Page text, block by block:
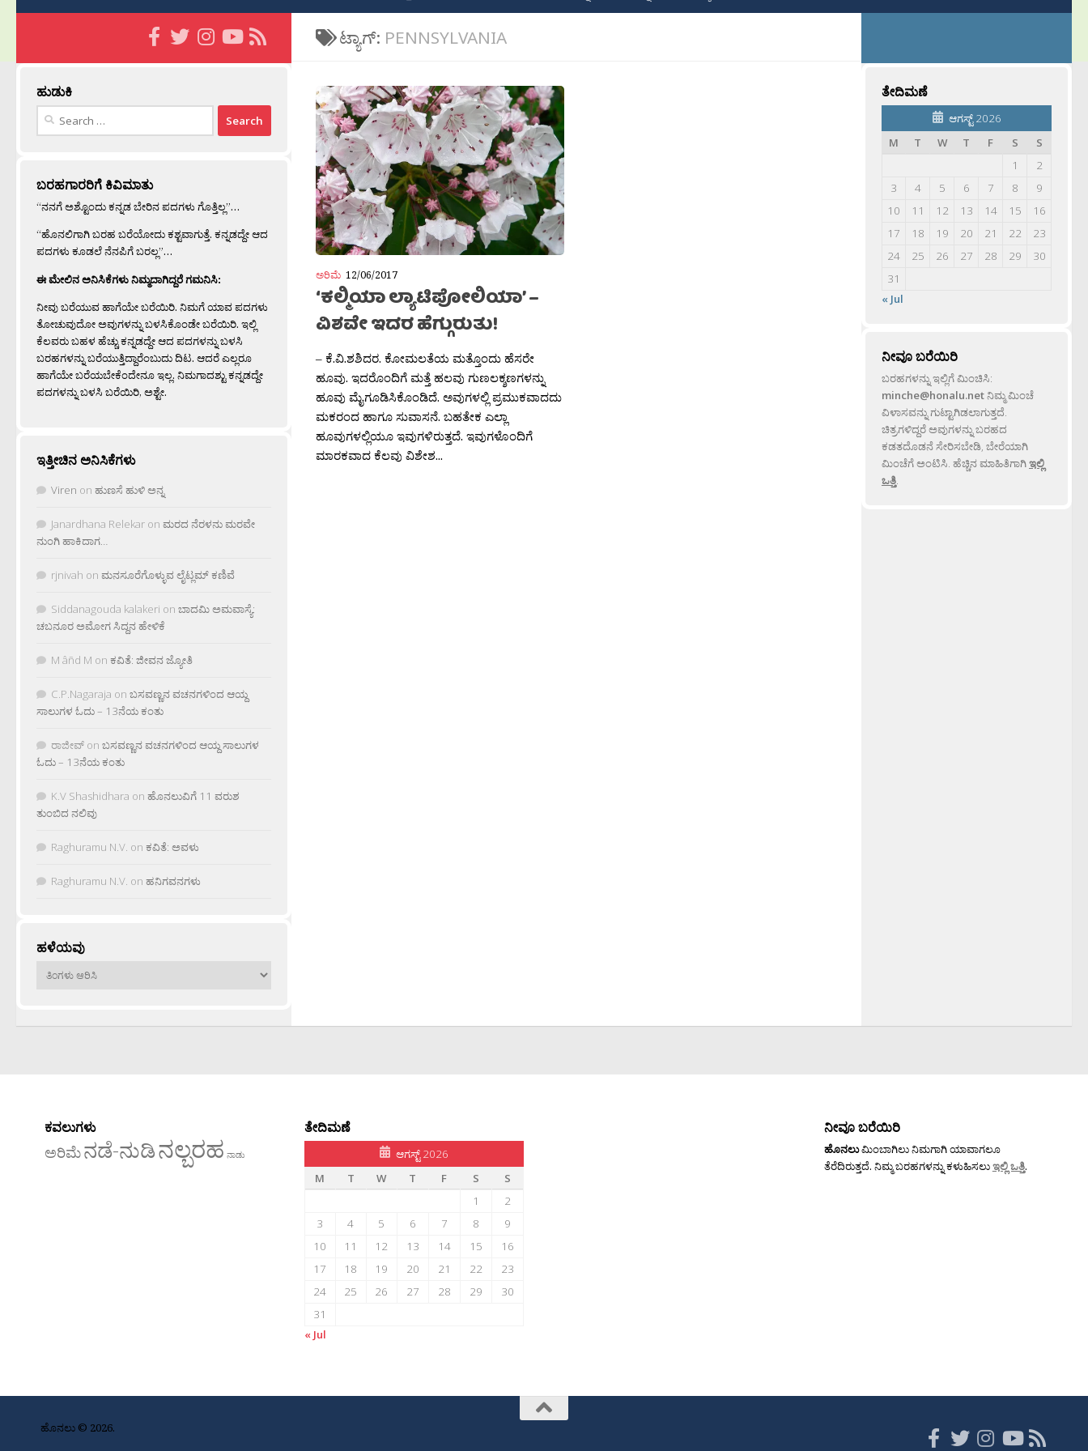
ಟ್ಯಾಗ್: PENNSYLVANIA
ಅರಿಮೆ 12/06/2017
‘ಕಲ್ಮಿಯಾ ಲ್ಯಾಟಿಪೋಲಿಯಾ’ –
ವಿಶವೇ ಇದರ ಹೆಗ್ಗುರುತು!
– ಕೆ.ವಿ.ಶಶಿದರ. ಕೋಮಲತೆಯ ಮತ್ತೊಂದು ಹೆಸರೇ
ಹೂವು. ಇದರೊಂದಿಗೆ ಮತ್ತೆ ಹಲವು ಗುಣಲಕ್ಶಣಗಳನ್ನು
ಹೂವು ಮೈಗೂಡಿಸಿಕೊಂಡಿದೆ. ಅವುಗಳಲ್ಲಿ ಪ್ರಮುಕವಾದದು
ಮಕರಂದ ಹಾಗೂ ಸುವಾಸನೆ. ಬಹತೇಕ ಎಲ್ಲಾ
ಹೂವುಗಳಲ್ಲಿಯೂ ಇವುಗಳಿರುತ್ತದೆ. ಇವುಗಳೊಂದಿಗೆ
ಮಾರಕವಾದ ಕೆಲವು ವಿಶೇಶ...
ಹುಡುಕಿ
Search
ಬರಹಗಾರರಿಗೆ ಕಿವಿಮಾತು
“ನನಗೆ ಅಶ್ಟೊಂದು ಕನ್ನಡ ಬೇರಿನ ಪದಗಳು ಗೊತ್ತಿಲ್ಲ”…
“ಹೊನಲಿಗಾಗಿ ಬರಹ ಬರೆಯೋದು ಕಶ್ಟವಾಗುತ್ತೆ. ಕನ್ನಡದ್ದೇ ಆದ
ಪದಗಳು ಕೂಡಲೆ ನೆನಪಿಗೆ ಬರಲ್ಲ”…
ಈ ಮೇಲಿನ ಅನಿಸಿಕೆಗಳು ನಿಮ್ಮದಾಗಿದ್ದರೆ ಗಮನಿಸಿ:
ನೀವು ಬರೆಯುವ ಹಾಗೆಯೇ ಬರೆಯಿರಿ. ನಿಮಗೆ ಯಾವ ಪದಗಳು
ತೋಚುವುದೋ ಅವುಗಳನ್ನು ಬಳಸಿಕೊಂಡೇ ಬರೆಯಿರಿ. ಇಲ್ಲಿ
ಕೆಲವರು ಬಹಳ ಹೆಚ್ಚು ಕನ್ನಡದ್ದೇ ಆದ ಪದಗಳನ್ನು ಬಳಸಿ
ಬರಹಗಳನ್ನು ಬರೆಯುತ್ತಿದ್ದಾರೆಂಬುದು ದಿಟ. ಆದರೆ ಎಲ್ಲರೂ
ಹಾಗೆಯೇ ಬರೆಯಬೇಕೆಂದೇನೂ ಇಲ್ಲ. ನಿಮಗಾದಶ್ಟು ಕನ್ನಡದ್ದೇ
ಪದಗಳನ್ನು ಬಳಸಿ ಬರೆಯಿರಿ, ಅಶ್ಟೇ.
ಇತ್ತೀಚಿನ ಅನಿಸಿಕೆಗಳು
Viren on ಹುಣಸೆ ಹುಳಿ ಅನ್ನ
Janardhana Relekar on ಮರದ ನೆರಳನು ಮರವೇ
ನುಂಗಿ ಹಾಕಿದಾಗ…
rjnivah on ಮನಸೂರೆಗೊಳ್ಳುವ ಲೈಟ್ಲಮ್ ಕಣಿವೆ
Siddanagouda kalakeri on ಬಾದಮಿ ಅಮವಾಸ್ಯೆ:
ಚಬನೂರ ಅಮೋಗ ಸಿದ್ದನ ಹೇಳಿಕೆ
M âñd M on ಕವಿತೆ: ಜೀವನ ಜ್ಯೋತಿ
C.P.Nagaraja on ಬಸವಣ್ಣನ ವಚನಗಳಿಂದ ಆಯ್ದ
ಸಾಲುಗಳ ಓದು – 13ನೆಯ ಕಂತು
ರಾಜೀವ್ on ಬಸವಣ್ಣನ ವಚನಗಳಿಂದ ಆಯ್ದ ಸಾಲುಗಳ
ಓದು – 13ನೆಯ ಕಂತು
K.V Shashidhara on ಹೊನಲುವಿಗೆ 11 ವರುಶ
ತುಂಬಿದ ನಲಿವು
Raghuramu N.V. on ಕವಿತೆ: ಅವಳು
Raghuramu N.V. on ಹನಿಗವನಗಳು
ಹಳೆಯವು
ಹಳೆಯವು
ತೇದಿಮಣೆ
ಆಗಸ್ಟ್ 2026
M
T W T F S
S
1
2
3
4 5 6 7 8
9
10
11 12 13 14 15
16
17
18 19 20 21 22
23
24
25 26 27 28 29
30
31
« Jul
ನೀವೂ ಬರೆಯಿರಿ
ಬರಹಗಳನ್ನು ಇಲ್ಲಿಗೆ ಮಿಂಚಿಸಿ:
minche@honalu.netನಿಮ್ಮ ಮಿಂಚೆ
ವಿಳಾಸವನ್ನು ಗುಟ್ಟಾಗಿಡಲಾಗುತ್ತದೆ.
ಚಿತ್ರಗಳಿದ್ದರೆ ಅವುಗಳನ್ನು ಬರಹದ
ಕಡತದೊಡನೆ ಸೇರಿಸಬೇಡಿ, ಬೇರೆಯಾಗಿ
ಮಿಂಚೆಗೆ ಅಂಟಿಸಿ. ಹೆಚ್ಚಿನ ಮಾಹಿತಿಗಾಗಿಇಲ್ಲಿ
ಒತ್ತಿ.
ಕವಲುಗಳು
ಅರಿಮೆನಡೆ-ನುಡಿನಲ್ಬರಹ ನಾಡು
ತೇದಿಮಣೆ
ಆಗಸ್ಟ್ 2026
M
T W T F S
S
1
2
3
4 5 6 7 8
9
10
11 12 13 14 15
16
17
18 19 20 21 22
23
24
25 26 27 28 29
30
31
« Jul
ನೀವೂ ಬರೆಯಿರಿ
ಹೊನಲುಮಿಂಬಾಗಿಲು ನಿಮಗಾಗಿ ಯಾವಾಗಲೂ
ತೆರೆದಿರುತ್ತದೆ. ನಿಮ್ಮ ಬರಹಗಳನ್ನು ಕಳುಹಿಸಲುಇಲ್ಲಿ ಒತ್ತಿ.
ಹೊನಲು © 2026.